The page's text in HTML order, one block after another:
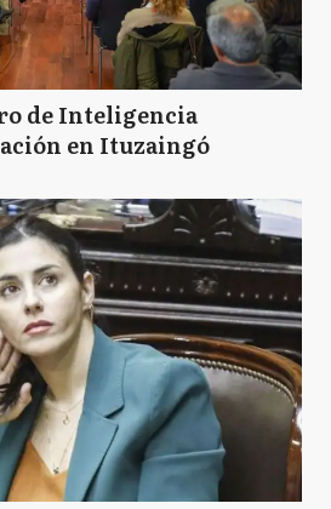
de Inteligencia
en Ituzaingó